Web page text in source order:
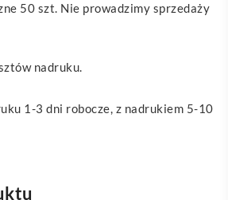
50 szt. Nie prowadzimy sprzedaży
nadruku.
1-3 dni robocze, z nadrukiem 5-10